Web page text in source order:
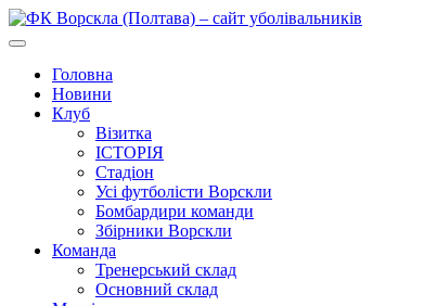
Головна
Новини
Клуб
Візитка
ІСТОРІЯ
Стадіон
Усі футболісти Ворскли
Бомбардири команди
Збірники Ворскли
Команда
Тренерський склад
Основний склад